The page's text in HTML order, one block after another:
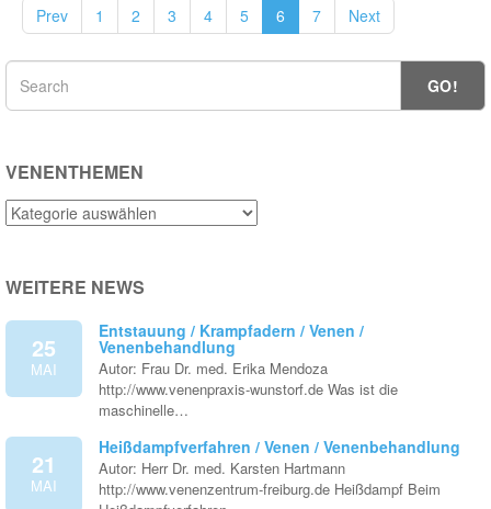
Prev 1 2 3 4 5 6 7 Next
GO!
VENENTHEMEN
Venenthemen
WEITERE NEWS
25
MAI
Entstauung / Krampfadern / Venen /
Venenbehandlung
Autor: Frau Dr. med. Erika Mendoza
http://www.venenpraxis-wunstorf.de Was ist die
maschinelle…
21
MAI
Heißdampfverfahren / Venen / Venenbehandlung
Autor: Herr Dr. med. Karsten Hartmann
http://www.venenzentrum-freiburg.de Heißdampf Beim